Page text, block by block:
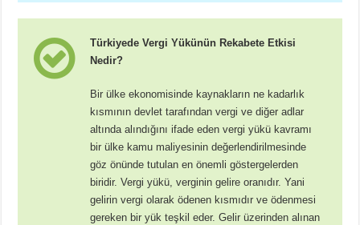
Türkiyede Vergi Yükünün Rekabete Etkisi
Nedir?
Bir ülke ekonomisinde kaynakların ne kadarlık
kısmının devlet tarafından vergi ve diğer adlar
altında alındığını ifade eden vergi yükü kavramı
bir ülke kamu maliyesinin değerlendirilmesinde
göz önünde tutulan en önemli göstergelerden
biridir. Vergi yükü, verginin gelire oranıdır. Yani
gelirin vergi olarak ödenen kısmıdır ve ödenmesi
gereken bir yük teşkil eder. Gelir üzerinden alınan